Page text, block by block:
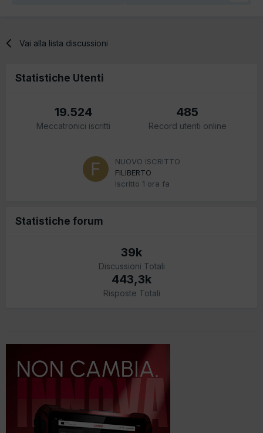
Vai alla lista discussioni
Statistiche Utenti
19.524
Meccatronici iscritti
485
Record utenti online
NUOVO ISCRITTO
FILIBERTO
Iscritto 1 ora fa
Statistiche forum
39k
Discussioni Totali
443,3k
Risposte Totali